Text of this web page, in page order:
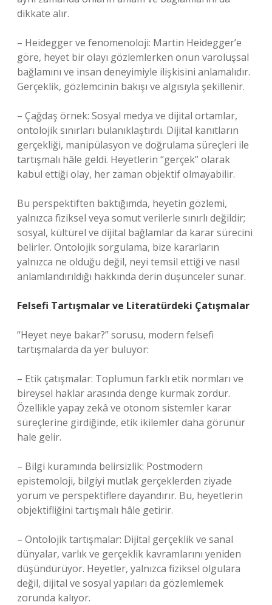
dikkate alır.
– Heidegger ve fenomenoloji: Martin Heidegger’e
göre, heyet bir olayı gözlemlerken onun varoluşsal
bağlamını ve insan deneyimiyle ilişkisini anlamalıdır.
Gerçeklik, gözlemcinin bakışı ve algısıyla şekillenir.
– Çağdaş örnek: Sosyal medya ve dijital ortamlar,
ontolojik sınırları bulanıklaştırdı. Dijital kanıtların
gerçekliği, manipülasyon ve doğrulama süreçleri ile
tartışmalı hâle geldi. Heyetlerin “gerçek” olarak
kabul ettiği olay, her zaman objektif olmayabilir.
Bu perspektiften baktığımda, heyetin gözlemi,
yalnızca fiziksel veya somut verilerle sınırlı değildir;
sosyal, kültürel ve dijital bağlamlar da karar sürecini
belirler. Ontolojik sorgulama, bize kararların
yalnızca ne olduğu değil, neyi temsil ettiği ve nasıl
anlamlandırıldığı hakkında derin düşünceler sunar.
Felsefi Tartışmalar ve Literatürdeki Çatışmalar
“Heyet neye bakar?” sorusu, modern felsefi
tartışmalarda da yer buluyor:
– Etik çatışmalar: Toplumun farklı etik normları ve
bireysel haklar arasında denge kurmak zordur.
Özellikle yapay zekâ ve otonom sistemler karar
süreçlerine girdiğinde, etik ikilemler daha görünür
hale gelir.
– Bilgi kuramında belirsizlik: Postmodern
epistemoloji, bilgiyi mutlak gerçeklerden ziyade
yorum ve perspektiflere dayandırır. Bu, heyetlerin
objektifliğini tartışmalı hâle getirir.
– Ontolojik tartışmalar: Dijital gerçeklik ve sanal
dünyalar, varlık ve gerçeklik kavramlarını yeniden
düşündürüyor. Heyetler, yalnızca fiziksel olgulara
değil, dijital ve sosyal yapıları da gözlemlemek
zorunda kalıyor.